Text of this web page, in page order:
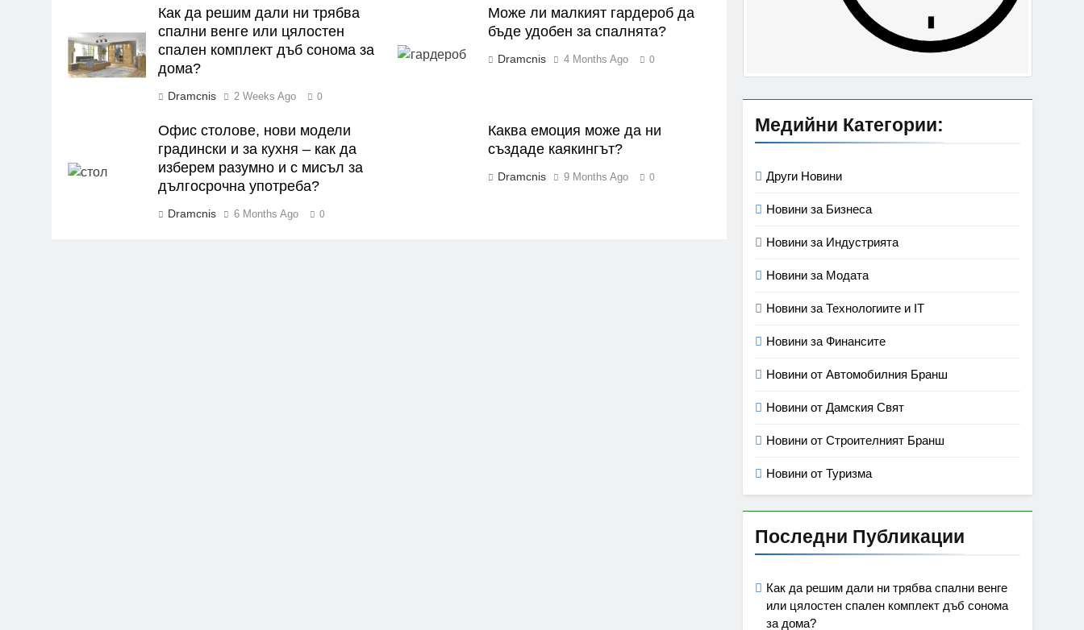
Как да решим дали ни трябва
спални венге или цялостен
спален комплект дъб сонома за
дома?
Dramcnis 2 Weeks Ago 0
Може ли малкият гардероб да
бъде удобен за спалнята?
Dramcnis 4 Months Ago 0
Офис столове, нови модели
градински и за кухня – как да
изберем разумно и с мисъл за
дългосрочна употреба?
Dramcnis 6 Months Ago 0
Каква емоция може да ни
създаде каякингът?
Dramcnis 9 Months Ago 0
Медийни Категории:
Други Новини
Новини за Бизнеса
Новини за Индустрията
Новини за Модата
Новини за Технологиите и IT
Новини за Финансите
Новини от Автомобилния Бранш
Новини от Дамския Свят
Новини от Строителният Бранш
Новини от Туризма
Последни Публикации
Как да решим дали ни трябва спални венге
или цялостен спален комплект дъб сонома
за дома?